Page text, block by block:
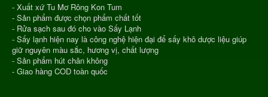
- Xuất xứ Tu Mơ Rông Kon Tum
- Sản phẩm được chọn phẩm chất tốt
- Rửa sạch sau đó cho vào Sấy Lạnh
- Sấy lạnh hiện nay là công nghệ hiện đại để sấy khô dược liệu giúp
giữ nguyên màu sắc, hương vị, chất lượng
- Sản phẩm hút chân không
- Giao hàng COD toàn quốc